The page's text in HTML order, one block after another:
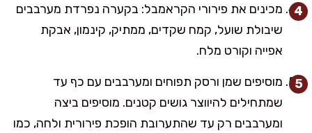
מכינים את פירורי הקראמבל: בקערה נפרדת מערבבים
שיבולת שועל, קמח שקדים, ממתיק, קינמון, אבקת
אפייה וקורט מלח.
מוסיפים שמן ורסק תפוחים ומערבבים עם כף עד
שמתחילים להיווצר גושים קטנים. מוסיפים ביצה
ומערבבים רק עד שהתערובת הופכת פירורית ולחה, כמו